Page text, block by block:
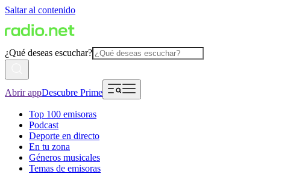
Saltar al contenido
¿Qué deseas escuchar?
Abrir appDescubre Prime
Top 100 emisoras
Podcast
Deporte en directo
En tu zona
Géneros musicales
Temas de emisoras